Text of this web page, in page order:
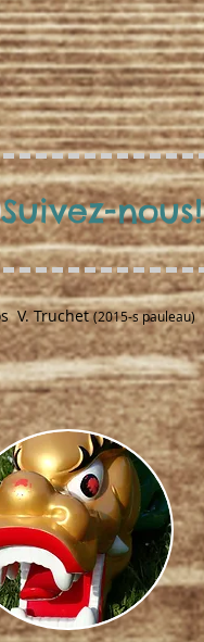
Suivez-nous!
V. Truchet(2015-s pauleau)